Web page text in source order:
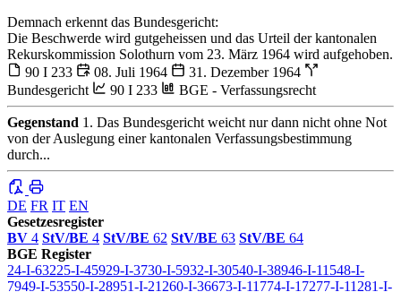
Demnach erkennt das Bundesgericht:
Die Beschwerde wird gutgeheissen und das Urteil der kantonalen
Rekurskommission Solothurn vom 23. März 1964 wird aufgehoben.
90 I 233
08. Juli 1964
31. Dezember 1964
Bundesgericht
90 I 233 BGE - Verfassungsrecht
Gegenstand 1. Das Bundesgericht weicht nur dann nicht ohne Not
von der Auslegung einer kantonalen Verfassungsbestimmung
durch...
DE FR IT EN
Gesetzesregister
BV 4 StV/BE 4 StV/BE 62 StV/BE 63 StV/BE 64
BGE Register
24-I-63225-I-45929-I-3730-I-5932-I-30540-I-38946-I-11548-I-
7949-I-53550-I-28951-I-21260-I-36673-I-11774-I-17277-I-11281-I-